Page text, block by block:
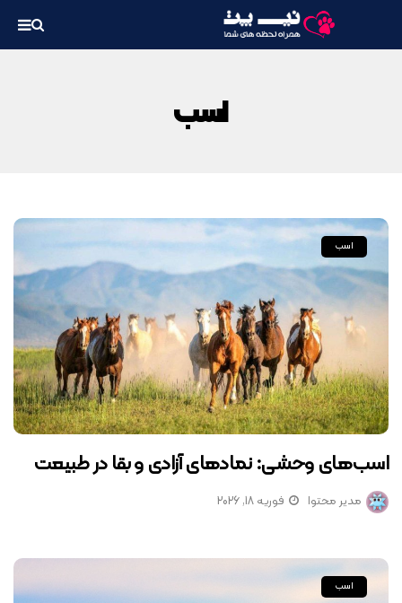
اسب
اسب
اسب‌های وحشی: نمادهای آزادی و بقا در طبیعت
مدیر محتوا فوریه 18, 2026
اسب